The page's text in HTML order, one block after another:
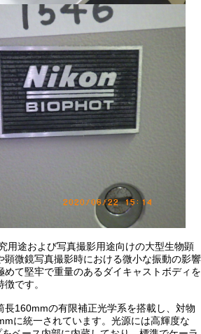
用途および写真撮影用途向けの大型生物顕
顕微鏡写真撮影時における微小な振動の影響
めて堅牢で重量のあるダイキャストボディを
です。
長160mmの有限補正光学系を搭載し、対物
に統一されています。光源には高輝度な